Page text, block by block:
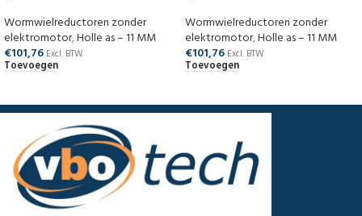
Wormwielreductoren zonder
elektromotor,Holle as – 11 MM
€101,76 Excl. BTW
Toevoegen
Wormwielreductoren zonder
elektromotor,Holle as – 11 MM
€101,76 Excl. BTW
Toevoegen